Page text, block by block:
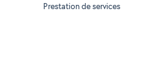
Prestation de services